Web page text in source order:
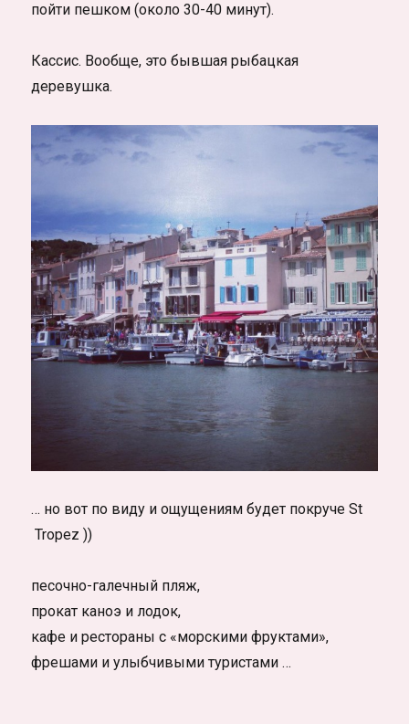
пойти пешком (около 30-40 минут).
Кассис. Вообще, это бывшая рыбацкая
деревушка.
… но вот по виду и ощущениям будет покруче St
Tropez ))
песочно-галечный пляж,
прокат каноэ и лодок,
кафе и рестораны с «морскими фруктами»,
фрешами и улыбчивыми туристами …